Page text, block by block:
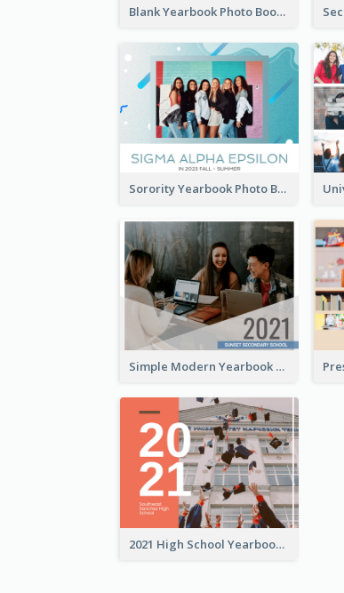
Blank Yearbook Photo Book
Sorority Yearbook Photo Book
Simple Modern Yearbook Photo Book
2021 High School Yearbook Photo Book